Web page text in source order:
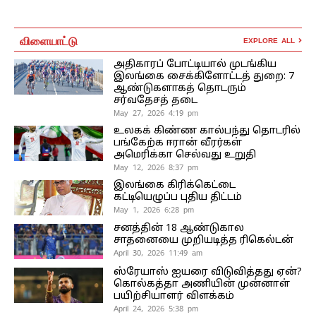
விளையாட்டு EXPLORE ALL
அதிகாரப் போட்டியால் முடங்கிய
இலங்கை சைக்கிளோட்டத் துறை: 7
ஆண்டுகளாகத் தொடரும்
சர்வதேசத் தடை
May 27, 2026 4:19 pm
உலகக் கிண்ண கால்பந்து தொடரில்
பங்கேற்க ஈரான் வீரர்கள்
அமெரிக்கா செல்வது உறுதி
May 12, 2026 8:37 pm
இலங்கை கிரிக்கெட்டை
கட்டியெழுப்ப புதிய திட்டம்
May 1, 2026 6:28 pm
சனத்தின் 18 ஆண்டுகால
சாதனையை முறியடித்த ரிகெல்டன்
April 30, 2026 11:49 am
ஸ்ரேயாஸ் ஐயரை விடுவித்தது ஏன்?
கொல்கத்தா அணியின் முன்னாள்
பயிற்சியாளர் விளக்கம்
April 24, 2026 5:38 pm